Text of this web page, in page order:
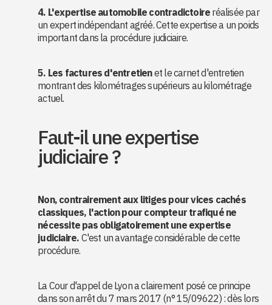
4. L'expertise automobile contradictoire réalisée par
un expert indépendant agréé. Cette expertise a un poids
important dans la procédure judiciaire.
5. Les factures d'entretienet le carnet d'entretien
montrant des kilométrages supérieurs au kilométrage
actuel.
Faut-il une expertise
judiciaire ?
Non, contrairement aux litiges pour vices cachés
classiques, l'action pour compteur trafiqué ne
nécessite pas obligatoirement une expertise
judiciaire. C'est un avantage considérable de cette
procédure.
La Cour d'appel de Lyon a clairement posé ce principe
dans son arrêt du 7 mars 2017 (n° 15/09622) : dès lors